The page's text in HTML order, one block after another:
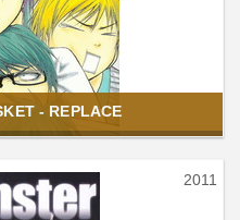
- REPLACE
2011